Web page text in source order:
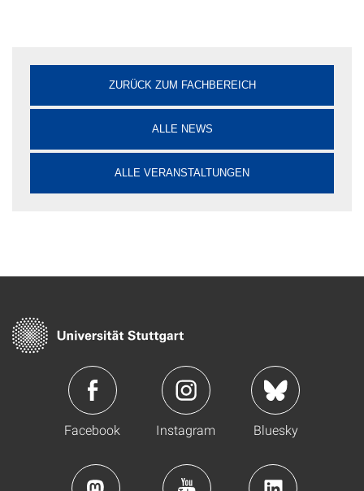
ZURÜCK ZUM FACHBEREICH
ALLE NEWS
ALLE VERANSTALTUNGEN
Facebook Instagram Bluesky